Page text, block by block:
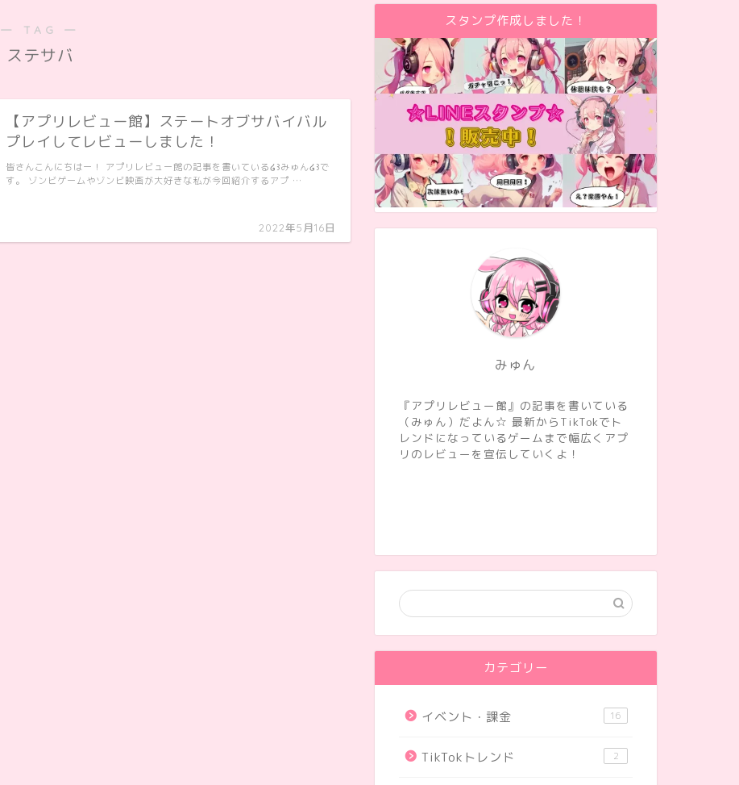
― TAG ―
ステサバ
【アプリレビュー館】ステートオブサバイバル
プレイしてレビューしました！
2022年5月16日
皆さんこんにちはー！ アプリレビュー館の記事を書いている໒꒱みゅん໒꒱で
す。 ゾンビゲームやゾンビ映画が大好きな私が今回紹介するアプ …
スタンプ作成しました！
みゅん
『アプリレビュー館』の記事を書いている
（みゅん）だよん☆ 最新からTikTokでト
レンドになっているゲームまで幅広くアプ
リのレビューを宣伝していくよ！
カテゴリー
イベント・課金 16
TikTokトレンド 2